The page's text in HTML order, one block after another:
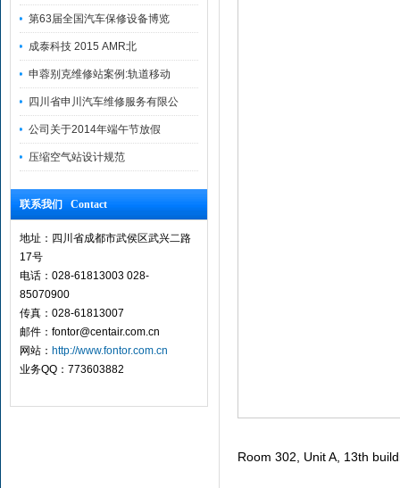
第63届全国汽车保修设备博览
成泰科技 2015 AMR北
申蓉别克维修站案例:轨道移动
四川省申川汽车维修服务有限公
公司关于2014年端午节放假
压缩空气站设计规范
联系我们 Contact
地址：四川省成都市武侯区武兴二路
17号
电话：028-61813003 028-
85070900
传真：028-61813007
邮件：fontor@centair.com.cn
网站： http://www.fontor.com.cn
业务QQ：773603882
Room 302, Unit A, 13th